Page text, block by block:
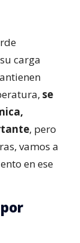
carga
se
, pero
vamos a
en ese